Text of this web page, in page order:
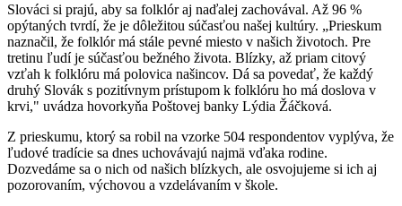
Slováci si prajú, aby sa folklór aj naďalej zachovával. Až 96 %
opýtaných tvrdí, že je dôležitou súčasťou našej kultúry. „Prieskum
naznačil, že folklór má stále pevné miesto v našich životoch. Pre
tretinu ľudí je súčasťou bežného života. Blízky, až priam citový
vzťah k folklóru má polovica našincov. Dá sa povedať, že každý
druhý Slovák s pozitívnym prístupom k folklóru ho má doslova v
krvi," uvádza hovorkyňa Poštovej banky Lýdia Žáčková.
Z prieskumu, ktorý sa robil na vzorke 504 respondentov vyplýva, že
ľudové tradície sa dnes uchovávajú najmä vďaka rodine.
Dozvedáme sa o nich od našich blízkych, ale osvojujeme si ich aj
pozorovaním, výchovou a vzdelávaním v škole.